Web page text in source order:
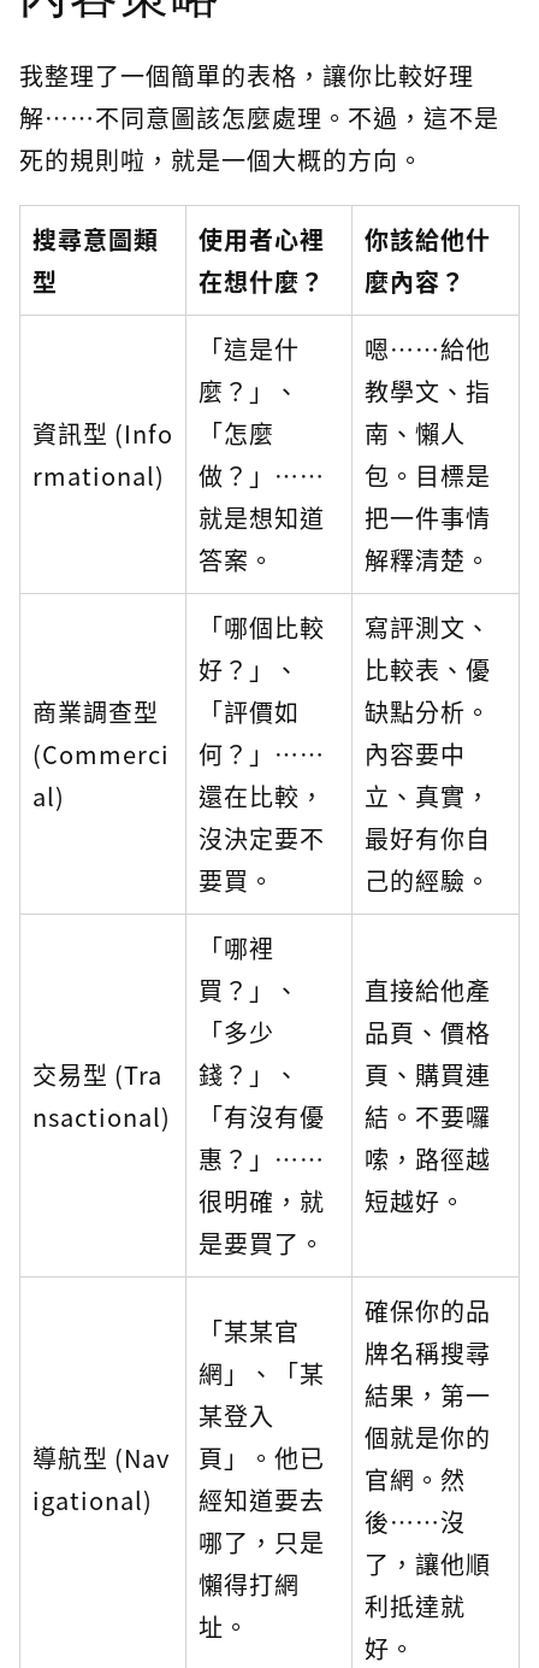
我整理了一個簡單的表格，讓你比較好理
解⋯⋯不同意圖該怎麼處理。不過，這不是
死的規則啦，就是一個大概的方向。
搜尋意圖類
型
使用者心裡
在想什麼？
你該給他什
麼內容？
資訊型 (Info
rmational)
「這是什
麼？」、
「怎麼
做？」⋯⋯
就是想知道
答案。
嗯⋯⋯給他
教學文、指
南、懶人
包。目標是
把一件事情
解釋清楚。
商業調查型
(Commerci
al)
「哪個比較
好？」、
「評價如
何？」⋯⋯
還在比較，
沒決定要不
要買。
寫評測文、
比較表、優
缺點分析。
內容要中
立、真實，
最好有你自
己的經驗。
交易型 (Tra
nsactional)
「哪裡
買？」、
「多少
錢？」、
「有沒有優
惠？」⋯⋯
很明確，就
是要買了。
直接給他產
品頁、價格
頁、購買連
結。不要囉
嗦，路徑越
短越好。
導航型 (Nav
igational)
「某某官
網」、「某
某登入
頁」。他已
經知道要去
哪了，只是
懶得打網
址。
確保你的品
牌名稱搜尋
結果，第一
個就是你的
官網。然
後⋯⋯沒
了，讓他順
利抵達就
好。